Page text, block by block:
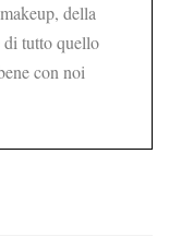
della
di tutto quello
con noi